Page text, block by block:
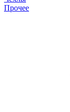
Прочее